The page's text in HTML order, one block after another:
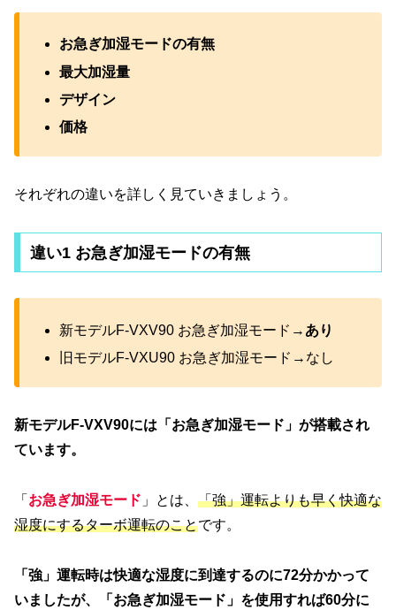
お急ぎ加湿モードの有無
最大加湿量
デザイン
価格
それぞれの違いを詳しく見ていきましょう。
違い1 お急ぎ加湿モードの有無
新モデルF-VXV90 お急ぎ加湿モード→ あり
旧モデルF-VXU90 お急ぎ加湿モード→なし
新モデルF-VXV90には「お急ぎ加湿モード」が搭載され
ています。
「 お急ぎ加湿モード 」とは、 「強」運転よりも早く快適な
湿度にするターボ運転のことです。
「強」運転時は快適な湿度に到達するのに72分かかって
いましたが、「お急ぎ加湿モード」を使用すれば60分に